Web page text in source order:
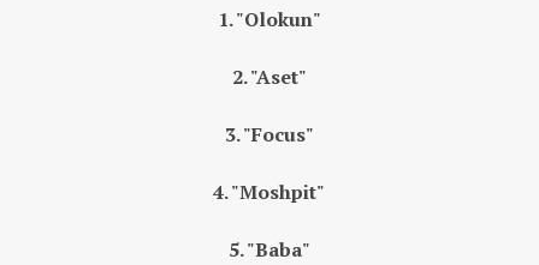
1. "Olokun"
2. "Aset"
3. "Focus"
4. "Moshpit"
5. "Baba"